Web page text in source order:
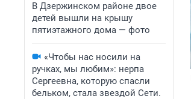
В Дзержинском районе двое
детей вышли на крышу
пятиэтажного дома — фото
«Чтобы нас носили на
ручках, мы любим»: нерпа
Сергеевна, которую спасли
бельком, стала звездой Сети.